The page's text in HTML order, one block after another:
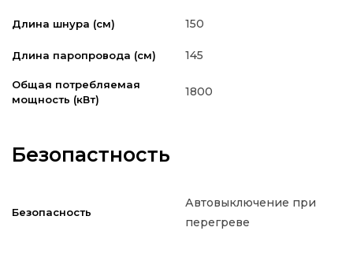
Длина шнура (см) 150
Длина паропровода (см) 145
Общая потребляемая
мощность (кВт)
1800
Безопастность
Безопасность
Автовыключение при
перегреве